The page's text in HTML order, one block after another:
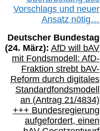
Vorschlags und neuer
Ansatz nötig…
Deutscher Bundestag
(24. März): AfD will bAV
mit Fondsmodell: AfD-
Fraktion strebt bAV-
Reform durch digitales
Standardfondsmodell
an (Antrag 21/4834)
+++ Bundesregierung
aufgefordert, einen